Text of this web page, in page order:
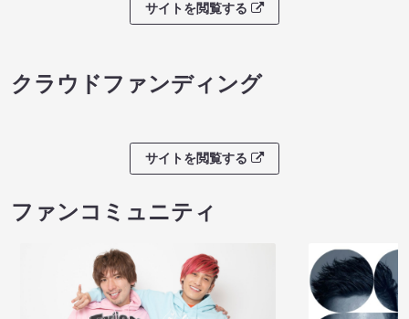
サイトを閲覧する
クラウドファンディング
サイトを閲覧する
ファンコミュニティ